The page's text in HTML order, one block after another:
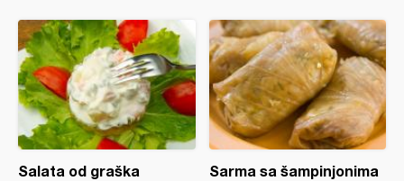
Salata od graška Sarma sa šampinjonima